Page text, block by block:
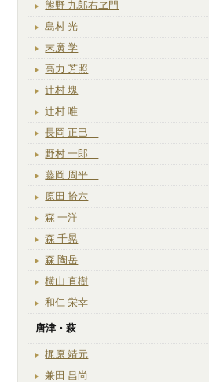
熊野 九郎右ヱ門
島村 光
末廣 学
高力 芳照
辻村 塊
辻村 唯
長岡 正巳
野村 一郎
藤岡 周平
原田 拾六
森 一洋
森 千晃
森 陶岳
横山 直樹
和仁 栄幸
唐津・萩
梶原 靖元
兼田 昌尚